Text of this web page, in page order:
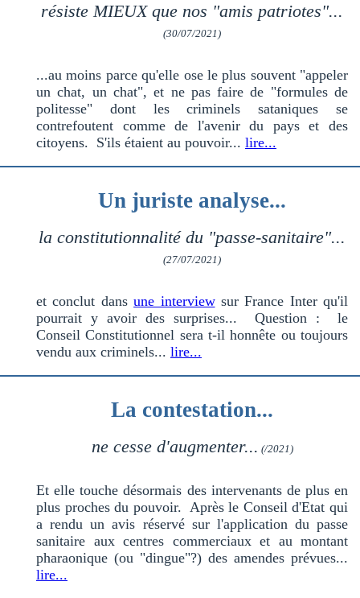
résiste MIEUX que nos "amis patriotes"...
(30/07/2021)
...au moins parce qu'elle ose le plus souvent "appeler
un chat, un chat", et ne pas faire de "formules de
politesse" dont les criminels sataniques se
contrefoutent comme de l'avenir du pays et des
citoyens. S'ils étaient au pouvoir... lire...
Un juriste analyse...
la constitutionnalité du "passe-sanitaire"...
(27/07/2021)
et conclut dansune interviewsur France Inter qu'il
pourrait y avoir des surprises... Question : le
Conseil Constitutionnel sera t-il honnête ou toujours
vendu aux criminels... lire...
La contestation...
ne cesse d'augmenter... (/2021)
Et elle touche désormais des intervenants de plus en
plus proches du pouvoir. Après le Conseil d'Etat qui
a rendu un avis réservé sur l'application du passe
sanitaire aux centres commerciaux et au montant
pharaonique (ou "dingue"?) des amendes prévues...
lire...